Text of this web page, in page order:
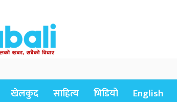
खेलकुद साहित्य भिडियो English